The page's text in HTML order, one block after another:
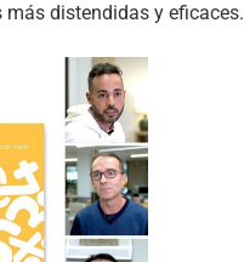
más distendidas y eficaces.